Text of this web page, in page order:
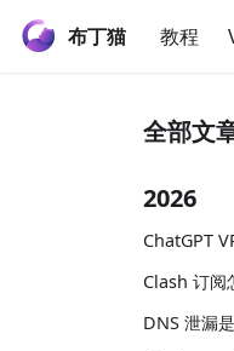
布丁猫 教程
全部文
2026
ChatGPT
Clash 订阅
DNS 泄漏